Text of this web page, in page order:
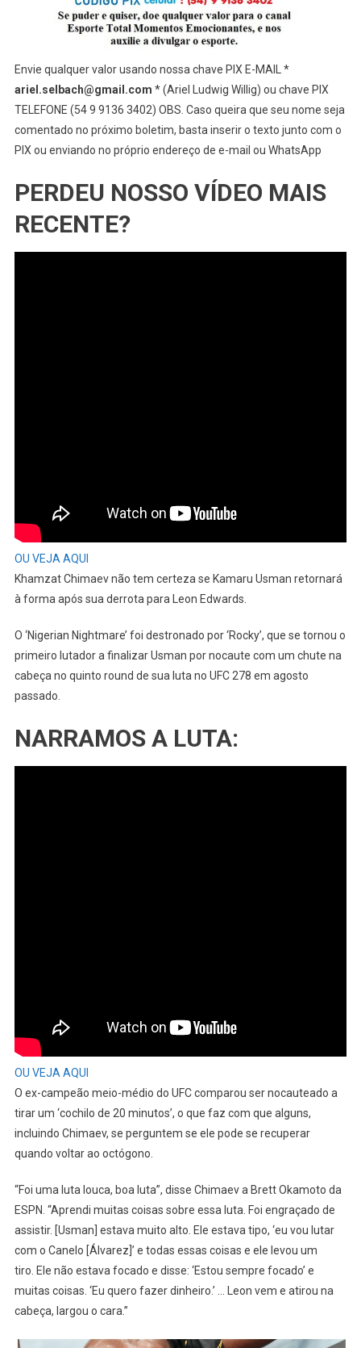
Envie qualquer valor usando nossa chave PIX E-MAIL *
ariel.selbach@gmail.com * (Ariel Ludwig Willig) ou chave PIX
TELEFONE (54 9 9136 3402) OBS. Caso queira que seu nome seja
comentado no próximo boletim, basta inserir o texto junto com o
PIX ou enviando no próprio endereço de e-mail ou WhatsApp
PERDEU NOSSO VÍDEO MAIS
RECENTE?
OU VEJA AQUI
Khamzat Chimaev não tem certeza se Kamaru Usman retornará
à forma após sua derrota para Leon Edwards.
O ‘Nigerian Nightmare’ foi destronado por ‘Rocky’, que se tornou o
primeiro lutador a finalizar Usman por nocaute com um chute na
cabeça no quinto round de sua luta no UFC 278 em agosto
passado.
NARRAMOS A LUTA:
OU VEJA AQUI
O ex-campeão meio-médio do UFC comparou ser nocauteado a
tirar um ‘cochilo de 20 minutos’, o que faz com que alguns,
incluindo Chimaev, se perguntem se ele pode se recuperar
quando voltar ao octógono.
“Foi uma luta louca, boa luta”, disse Chimaev a Brett Okamoto da
ESPN. “Aprendi muitas coisas sobre essa luta. Foi engraçado de
assistir. [Usman] estava muito alto. Ele estava tipo, ‘eu vou lutar
com o Canelo [Álvarez]’ e todas essas coisas e ele levou um
tiro. Ele não estava focado e disse: ‘Estou sempre focado’ e
muitas coisas. ‘Eu quero fazer dinheiro.’ … Leon vem e atirou na
cabeça, largou o cara.”